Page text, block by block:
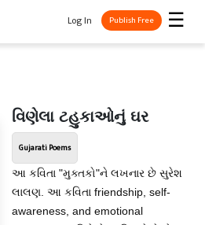
☰
Log In Publish Free
વિણેલા ટહુકાઓનું ઘર
Gujarati Poems
આ કવિતા "મુક્તકો"ને લખનાર છે સુરેશ
લાલણ. આ કવિતા friendship, self-
awareness, and emotional